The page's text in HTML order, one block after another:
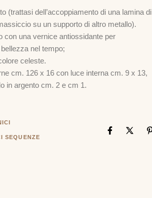
(trattasi dell’accoppiamento di una lamina di
su un supporto di altro metallo).
con una vernice antiossidante per
nel tempo;
celeste.
cm. 126 x 16 con luce interna cm. 9 x 13,
in argento cm. 2 e cm 1.
SEQUENZE